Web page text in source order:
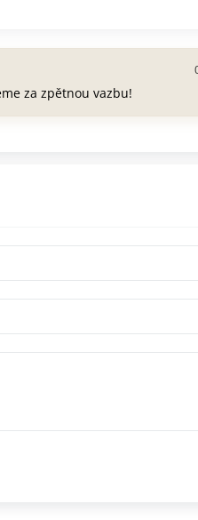
za zpětnou vazbu!